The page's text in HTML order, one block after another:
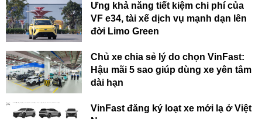
Ưng khả năng tiết kiệm chi phí của
VF e34, tài xế dịch vụ mạnh dạn lên
đời Limo Green
Chủ xe chia sẻ lý do chọn VinFast:
Hậu mãi 5 sao giúp dùng xe yên tâm
dài hạn
VinFast đăng ký loạt xe mới lạ ở Việt